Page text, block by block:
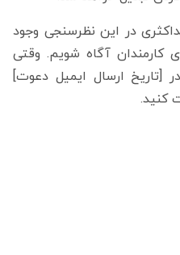
در این نظرسنجی وجود
کارمندان آگاه شویم. وقتی
[تاریخ ارسال ایمیل دعوت]
کنید.